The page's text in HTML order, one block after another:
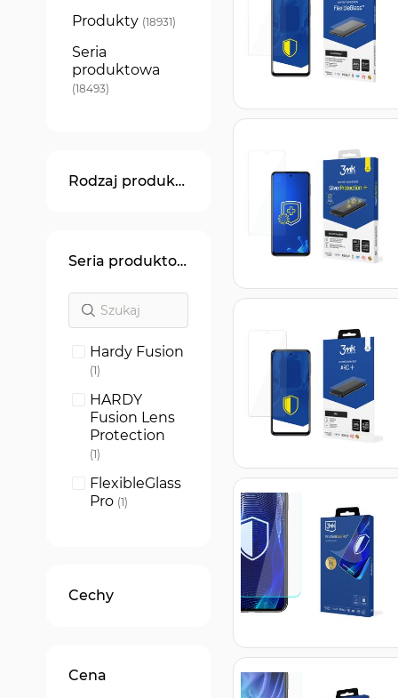
Produkty 18931
produkty
Seria
produktowa
18493
produkty
Rodzaj produktu
Seria produktowa
Hardy Fusion
1
produkt
HARDY
Fusion Lens
Protection
1
produkt
FlexibleGlass
Pro 1
produkt
1
produkt
SilverProtect
Cechy
Cena